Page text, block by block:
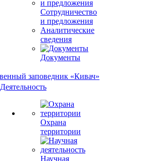
Сотрудничество
и предложения
Аналитические
сведения
Документы
Деятельность
Охрана
территории
Научная